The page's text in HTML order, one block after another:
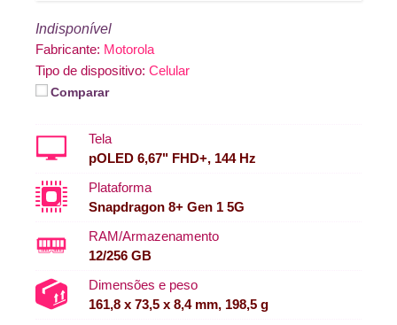
Indisponível
Fabricante: Motorola
Tipo de dispositivo: Celular
Comparar
Tela
pOLED 6,67" FHD+, 144 Hz
Plataforma
Snapdragon 8+ Gen 1 5G
RAM/Armazenamento
12/256 GB
Dimensões e peso
161,8 x 73,5 x 8,4 mm, 198,5 g